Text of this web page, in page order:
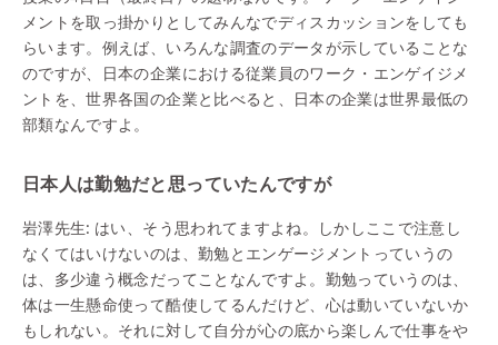
メントを取っ掛かりとしてみんなでディスカッションをしても
らいます。例えば、いろんな調査のデータが示していることな
のですが、日本の企業における従業員のワーク・エンゲイジメ
ントを、世界各国の企業と比べると、日本の企業は世界最低の
部類なんですよ。
日本人は勤勉だと思っていたんですが
岩澤先生: はい、そう思われてますよね。しかしここで注意し
なくてはいけないのは、勤勉とエンゲージメントっていうの
は、多少違う概念だってことなんですよ。勤勉っていうのは、
体は一生懸命使って酷使してるんだけど、心は動いていないか
もしれない。それに対して自分が心の底から楽しんで仕事をや